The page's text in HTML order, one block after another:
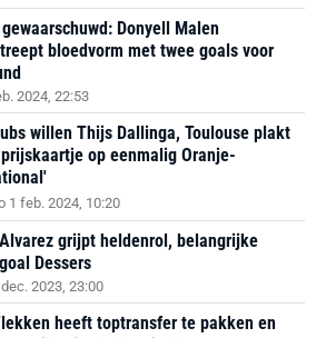
Donyell Malen
bloedvorm met twee goals voor
2024, 22:53
willen Thijs Dallinga, Toulouse plakt
op eenmalig Oranje-
1 feb. 2024, 10:20
grijpt heldenrol, belangrijke
Dessers
2023, 23:00
heeft toptransfer te pakken en